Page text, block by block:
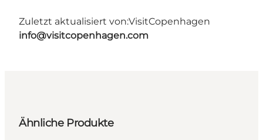
Zuletzt aktualisiert von:VisitCopenhagen
info@visitcopenhagen.com
Ähnliche Produkte